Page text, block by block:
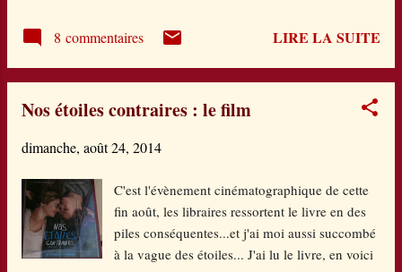
qui vont avec, c'est au-dessus de ses forces. Ou
plus exactement, ça le paralyse. Camille, elle,
écrit une longue lettre pleine d'un aveu difficile
comprendre qu'il doit se laisser aller, faire venir
qui vit seule avec lui, ne voit rien. Elle ne peut
pas. Engluée dans le quotidien, elle ne voit pas
la souffrance de son fils, la raison de ses notes
qui chutent au lycée, son comportement
8 commentaires LIRE LA SUITE
Nos étoiles contraires : le film
dimanche, août 24, 2014
C'est l'évènement cinématographique de cette
fin août, les libraires ressortent le livre en des
piles conséquentes...et j'ai moi aussi succombé
à la vague des étoiles... J'ai lu le livre, en voici